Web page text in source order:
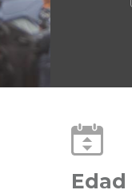
Edad